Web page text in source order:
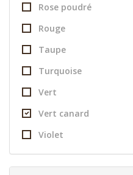
Rose poudré
Rouge
Taupe
Turquoise
Vert
Vert canard
Violet